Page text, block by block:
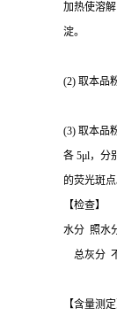
加热使溶
淀。
(2) 取本品
(3) 取本品
各 5μl，分
的荧光斑点
【检查】
水分 照水
总灰分
【含量测定